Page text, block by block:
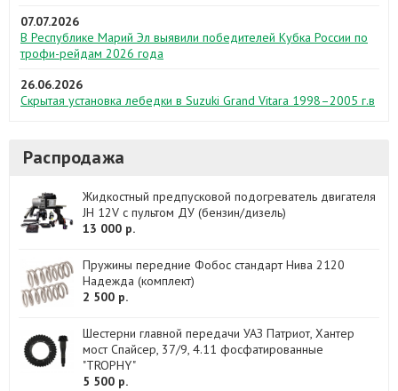
07.07.2026
В Республике Марий Эл выявили победителей Кубка России по
трофи-рейдам 2026 года
26.06.2026
Скрытая установка лебедки в Suzuki Grand Vitara 1998–2005 г.в
Распродажа
Жидкостный предпусковой подогреватель двигателя
JH 12V с пультом ДУ (бензин/дизель)
13 000 р.
Пружины передние Фобос стандарт Нива 2120
Надежда (комплект)
2 500 р.
Шестерни главной передачи УАЗ Патриот, Хантер
мост Спайсер, 37/9, 4.11 фосфатированные
"TROPHY"
5 500 р.